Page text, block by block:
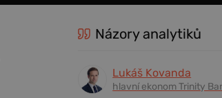
Názory analytiků
Lukáš Kovanda
hlavní ekonom Trinity